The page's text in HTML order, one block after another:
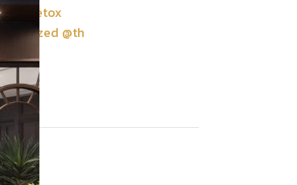
Detox
@th
ม
การกิน
ไข้เจ็บ